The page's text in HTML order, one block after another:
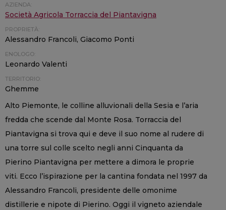
AZIENDA:
Società Agricola Torraccia del Piantavigna
PROPRIETÀ:
Alessandro Francoli, Giacomo Ponti
ENOLOGO:
Leonardo Valenti
TERRITORIO:
Ghemme
Alto Piemonte, le colline alluvionali della Sesia e l’aria
fredda che scende dal Monte Rosa. Torraccia del
Piantavigna si trova qui e deve il suo nome al rudere di
una torre sul colle scelto negli anni Cinquanta da
Pierino Piantavigna per mettere a dimora le proprie
viti. Ecco l’ispirazione per la cantina fondata nel 1997 da
Alessandro Francoli, presidente delle omonime
distillerie e nipote di Pierino. Oggi il vigneto aziendale